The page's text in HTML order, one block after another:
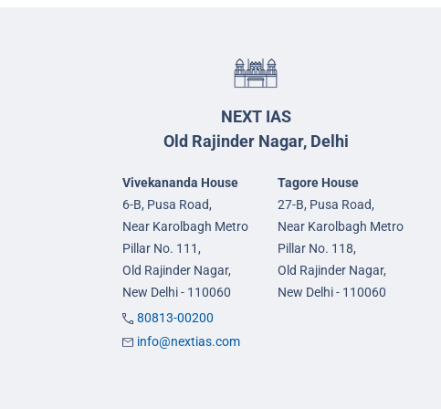
NEXT IAS
Old Rajinder Nagar, Delhi
Vivekananda House
6-B, Pusa Road,
Near Karolbagh Metro
Pillar No. 111,
Old Rajinder Nagar,
New Delhi - 110060
Tagore House
27-B, Pusa Road,
Near Karolbagh Metro
Pillar No. 118,
Old Rajinder Nagar,
New Delhi - 110060
80813-00200
info@nextias.com